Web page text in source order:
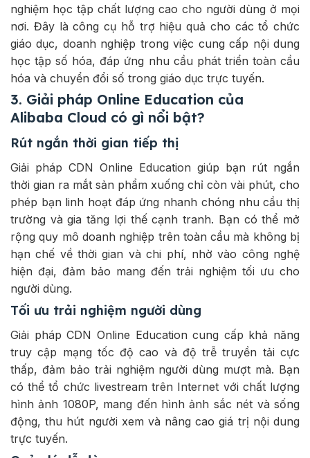
nghiệm học tập chất lượng cao cho người dùng ở mọi
nơi. Đây là công cụ hỗ trợ hiệu quả cho các tổ chức
giáo dục, doanh nghiệp trong việc cung cấp nội dung
học tập số hóa, đáp ứng nhu cầu phát triển toàn cầu
hóa và chuyển đổi số trong giáo dục trực tuyến.
3. Giải pháp Online Education của
Alibaba Cloud có gì nổi bật?
Rút ngắn thời gian tiếp thị
Giải pháp CDN Online Education giúp bạn rút ngắn
thời gian ra mắt sản phẩm xuống chỉ còn vài phút, cho
phép bạn linh hoạt đáp ứng nhanh chóng nhu cầu thị
trường và gia tăng lợi thế cạnh tranh. Bạn có thể mở
rộng quy mô doanh nghiệp trên toàn cầu mà không bị
hạn chế về thời gian và chi phí, nhờ vào công nghệ
hiện đại, đảm bảo mang đến trải nghiệm tối ưu cho
người dùng.
Tối ưu trải nghiệm người dùng
Giải pháp CDN Online Education cung cấp khả năng
truy cập mạng tốc độ cao và độ trễ truyền tải cực
thấp, đảm bảo trải nghiệm người dùng mượt mà. Bạn
có thể tổ chức livestream trên Internet với chất lượng
hình ảnh 1080P, mang đến hình ảnh sắc nét và sống
động, thu hút người xem và nâng cao giá trị nội dung
trực tuyến.